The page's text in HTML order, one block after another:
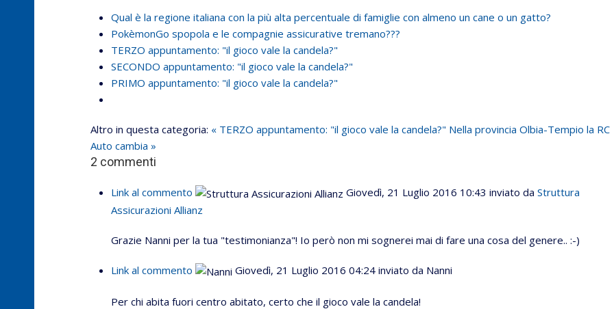
Qual è la regione italiana con la più alta percentuale di famiglie con almeno un cane o un gatto?
PokèmonGo spopola e le compagnie assicurative tremano???
TERZO appuntamento: "il gioco vale la candela?"
SECONDO appuntamento: "il gioco vale la candela?"
PRIMO appuntamento: "il gioco vale la candela?"
Altro in questa categoria: « TERZO appuntamento: "il gioco vale la candela?" Nella provincia Olbia-Tempio la RC
Auto cambia »
2 commenti
Link al commento Giovedì, 21 Luglio 2016 10:43 inviato da Struttura
Assicurazioni Allianz
Grazie Nanni per la tua "testimonianza"! Io però non mi sognerei mai di fare una cosa del genere.. :-)
Link al commento Giovedì, 21 Luglio 2016 04:24 inviato da Nanni
Per chi abita fuori centro abitato, certo che il gioco vale la candela!